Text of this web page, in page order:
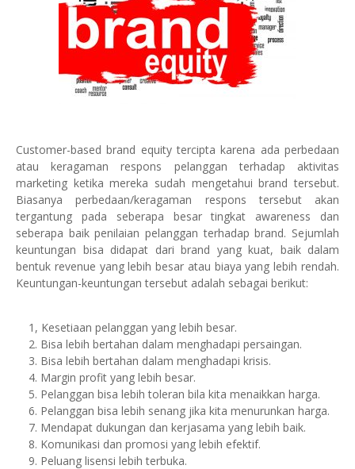
Customer-based brand equity tercipta karena ada perbedaan
atau keragaman respons pelanggan terhadap aktivitas
marketing ketika mereka sudah mengetahui brand tersebut.
Biasanya perbedaan/keragaman respons tersebut akan
tergantung pada seberapa besar tingkat awareness dan
seberapa baik penilaian pelanggan terhadap brand. Sejumlah
keuntungan bisa didapat dari brand yang kuat, baik dalam
bentuk revenue yang lebih besar atau biaya yang lebih rendah.
Keuntungan-keuntungan tersebut adalah sebagai berikut:
1, Kesetiaan pelanggan yang lebih besar.
2. Bisa lebih bertahan dalam menghadapi persaingan.
3. Bisa lebih bertahan dalam menghadapi krisis.
4. Margin profit yang lebih besar.
5. Pelanggan bisa lebih toleran bila kita menaikkan harga.
6. Pelanggan bisa lebih senang jika kita menurunkan harga.
7. Mendapat dukungan dan kerjasama yang lebih baik.
8. Komunikasi dan promosi yang lebih efektif.
9. Peluang lisensi lebih terbuka.